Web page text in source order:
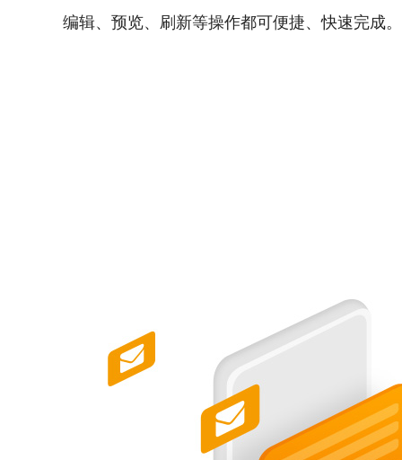
编辑、预览、刷新等操作都可便捷、快速完成。